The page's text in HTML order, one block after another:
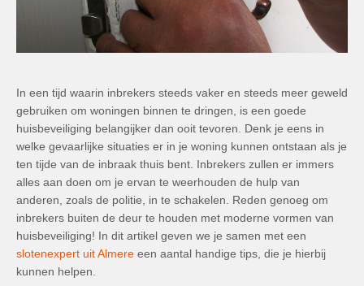
In een tijd waarin inbrekers steeds vaker en steeds meer geweld
gebruiken om woningen binnen te dringen, is een goede
huisbeveiliging belangijker dan ooit tevoren. Denk je eens in
welke gevaarlijke situaties er in je woning kunnen ontstaan als je
ten tijde van de inbraak thuis bent. Inbrekers zullen er immers
alles aan doen om je ervan te weerhouden de hulp van
anderen, zoals de politie, in te schakelen. Reden genoeg om
inbrekers buiten de deur te houden met moderne vormen van
huisbeveiliging! In dit artikel geven we je samen met een
slotenexpert uit Almere een aantal handige tips, die je hierbij
kunnen helpen.